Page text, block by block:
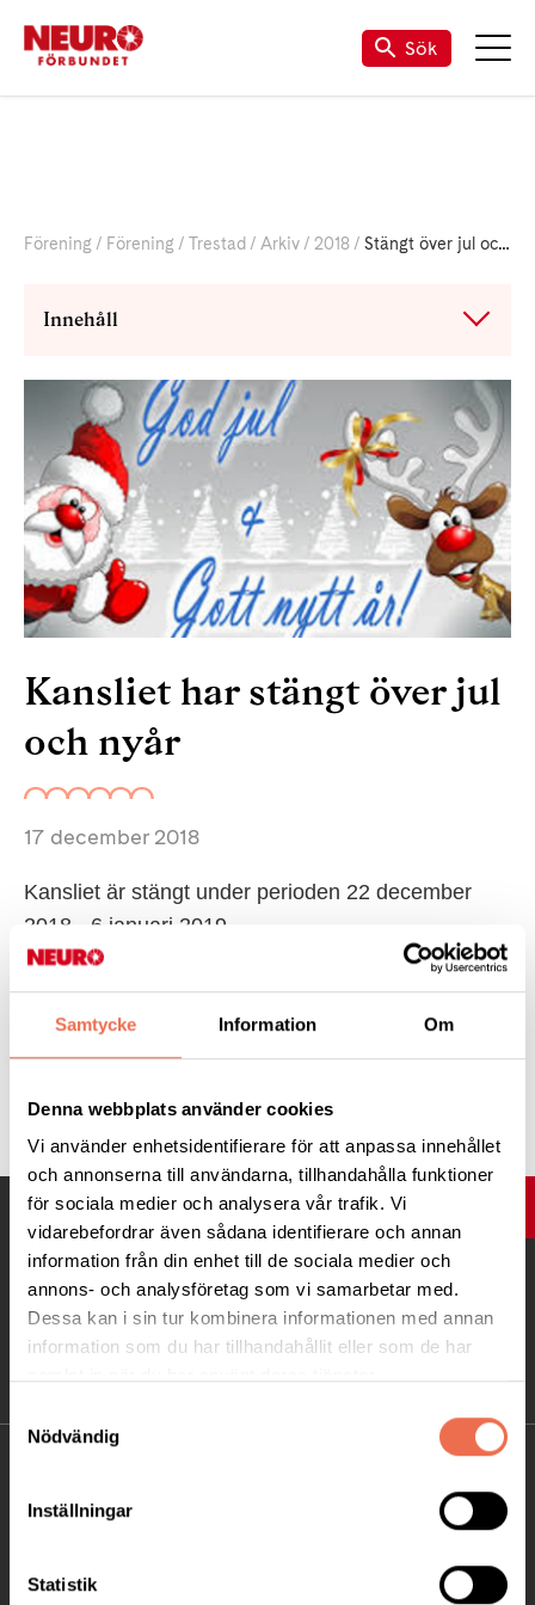
Samtycke Information Om
Denna webbplats använder cookies
Vi använder enhetsidentifierare för att anpassa innehållet
och annonserna till användarna, tillhandahålla funktioner
för sociala medier och analysera vår trafik. Vi
vidarebefordrar även sådana identifierare och annan
information från din enhet till de sociala medier och
annons- och analysföretag som vi samarbetar med.
Dessa kan i sin tur kombinera informationen med annan
information som du har tillhandahållit eller som de har
Nödvändig
Inställningar
Statistik
Sök
Förening Förening Trestad Arkiv 2018 Stängt över jul och nyår
Innehåll
Kansliet har stängt över jul
och nyår
17 december 2018
Kansliet är stängt under perioden 22 december
2018 - 6 januari 2019.
Vi öppnar åter igen måndagen den 7 januari.
Med önskan om en fridfull jul och ett gott nytt 2019.
Besöksadress:
Telefon: